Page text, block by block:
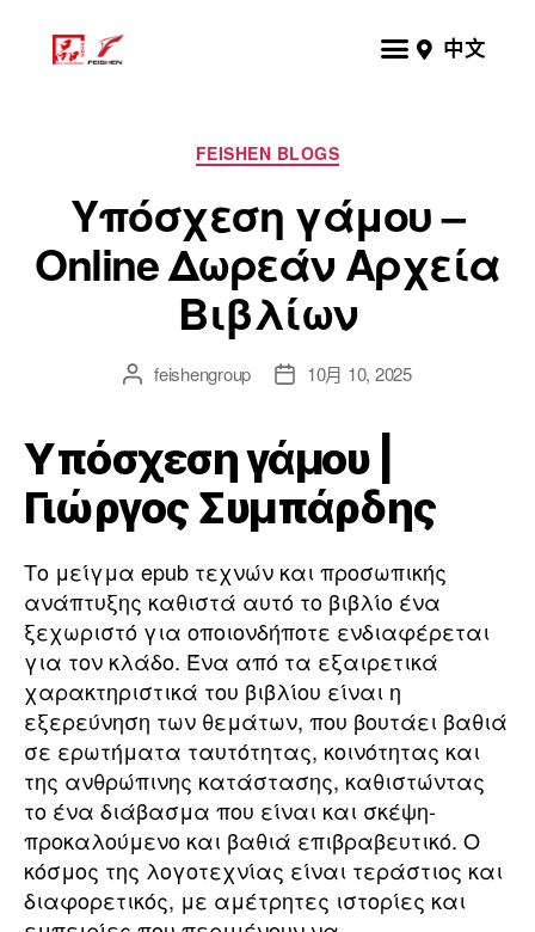
中文
FEISHEN BLOGS
Υπόσχεση γάμου –
Online Δωρεάν Αρχεία
Βιβλίων
feishengroup 10月 10, 2025
Υπόσχεση γάμου |
Γιώργος Συμπάρδης
Το μείγμα epub τεχνών και προσωπικής
ανάπτυξης καθιστά αυτό το βιβλίο ένα
ξεχωριστό για οποιονδήποτε ενδιαφέρεται
για τον κλάδο. Ένα από τα εξαιρετικά
χαρακτηριστικά του βιβλίου είναι η
εξερεύνηση των θεμάτων, που βουτάει βαθιά
σε ερωτήματα ταυτότητας, κοινότητας και
της ανθρώπινης κατάστασης, καθιστώντας
το ένα διάβασμα που είναι και σκέψη-
προκαλούμενο και βαθιά επιβραβευτικό. Ο
κόσμος της λογοτεχνίας είναι τεράστιος και
διαφορετικός, με αμέτρητες ιστορίες και